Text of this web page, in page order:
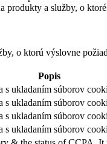
a služby, o
o ktorú výslovne
Popis
s ukladaním súborov
ukladaním súborov
ukladaním súborov
ukladaním súborov